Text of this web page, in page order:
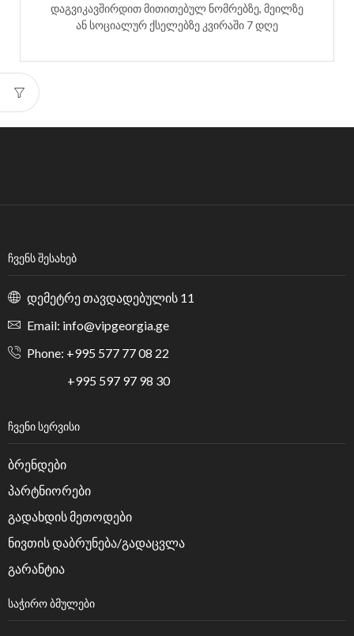
დაგვიკავშირდით მითითებულ ნომრებზე, მეილზე
ან სოციალურ ქსელებზე კვირაში 7 დღე
ᲩᲕᲔᲜᲡ ᲨᲔᲡᲐᲮᲔᲑ
დემეტრე თავდადებულის 11
Email: info@vipgeorgia.ge
Phone: +995 577 77 08 22
+995 597 97 98 30
ᲩᲕᲔᲜᲘ ᲡᲔᲠᲕᲘᲡᲘ
ბრენდები
პარტნიორები
გადახდის მეთოდები
ნივთის დაბრუნება/გადაცვლა
გარანტია
ᲡᲐᲭᲘᲠᲝ ᲑᲛᲣᲚᲔᲑᲘ